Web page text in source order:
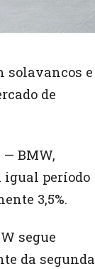
solavancos e
de
BMW,
igual período
3,5%.
segue
da segunda